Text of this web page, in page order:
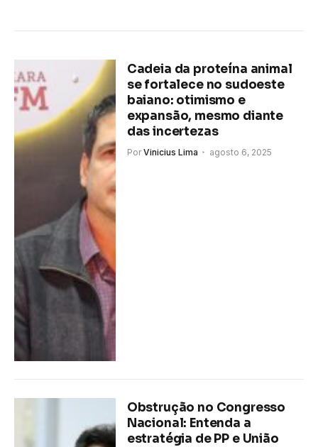
Cadeia da proteína animal
se fortalece no sudoeste
baiano: otimismo e
expansão, mesmo diante
das incertezas
Por Vinicius Lima agosto 6, 2025
Obstrução no Congresso
Nacional: Entenda a
estratégia de PP e União